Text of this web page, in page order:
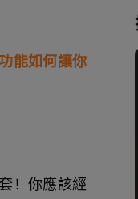
能如何讓你
！你應該經